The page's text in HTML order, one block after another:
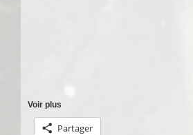
Voir plus
Partager